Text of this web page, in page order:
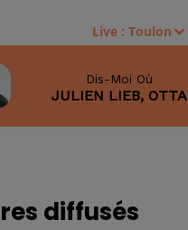
Live :Toulon
Dis-Moi Où
JULIEN LIEB, OTTA
diffusés